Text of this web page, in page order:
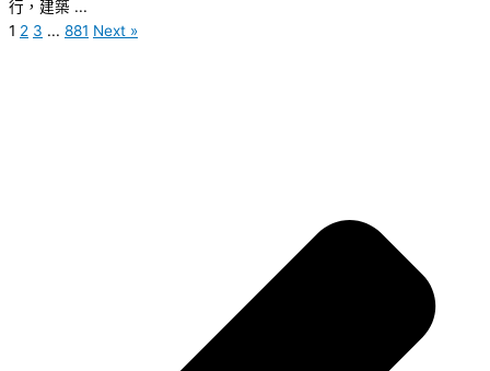
行，建築 ...
1 2 3 ... 881 Next »